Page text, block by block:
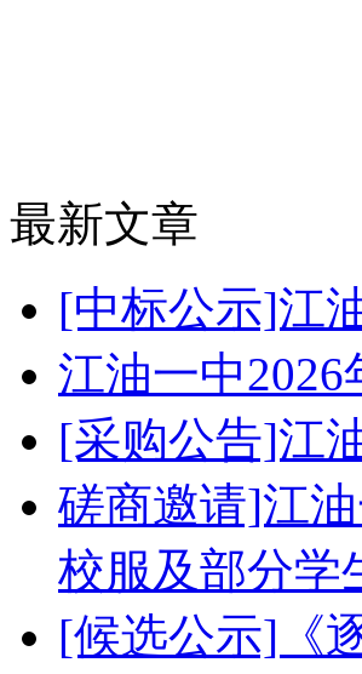
最新文章
[中标公示]江
江油一中
[采购公告]江
磋商邀请]江
校服及部分学
[候选公示]《